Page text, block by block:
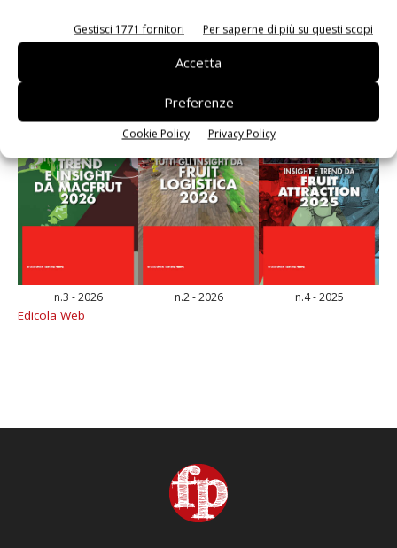
Gestisci 1771 fornitori Per saperne di più su questi scopi
Accetta
Preferenze
Cookie Policy Privacy Policy
n.3 - 2026 n.2 - 2026 n.4 - 2025
Edicola Web